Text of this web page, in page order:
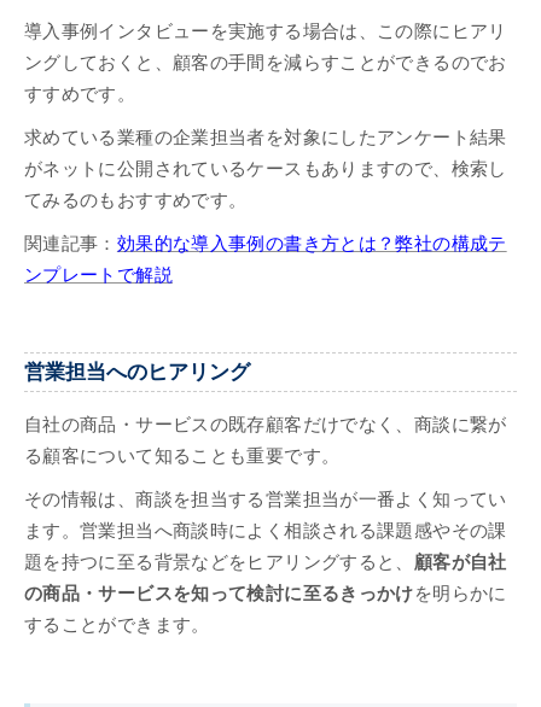
導入事例インタビューを実施する場合は、この際にヒアリ
ングしておくと、顧客の手間を減らすことができるのでお
すすめです。
求めている業種の企業担当者を対象にしたアンケート結果
がネットに公開されているケースもありますので、検索し
てみるのもおすすめです。
関連記事： 効果的な導入事例の書き方とは？弊社の構成テ
ンプレートで解説
営業担当へのヒアリング
自社の商品・サービスの既存顧客だけでなく、商談に繋が
る顧客について知ることも重要です。
その情報は、商談を担当する営業担当が一番よく知ってい
ます。営業担当へ商談時によく相談される課題感やその課
題を持つに至る背景などをヒアリングすると、 顧客が自社
の商品・サービスを知って検討に至るきっかけを明らかに
することができます。